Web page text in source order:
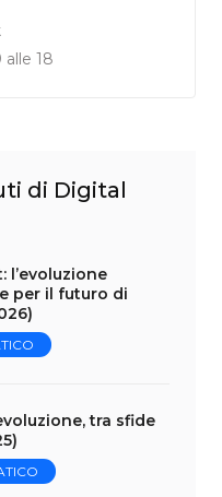
18
di Digital
l’evoluzione
per il futuro di
tra sfide